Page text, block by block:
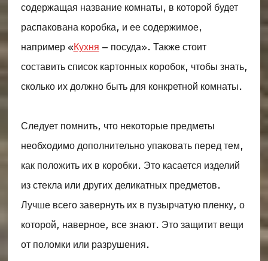
содержащая название комнаты, в которой будет
распакована коробка, и ее содержимое,
например «Кухня – посуда». Также стоит
составить список картонных коробок, чтобы знать,
сколько их должно быть для конкретной комнаты.
Следует помнить, что некоторые предметы
необходимо дополнительно упаковать перед тем,
как положить их в коробки. Это касается изделий
из стекла или других деликатных предметов.
Лучше всего завернуть их в пузырчатую пленку, о
которой, наверное, все знают. Это защитит вещи
от поломки или разрушения.